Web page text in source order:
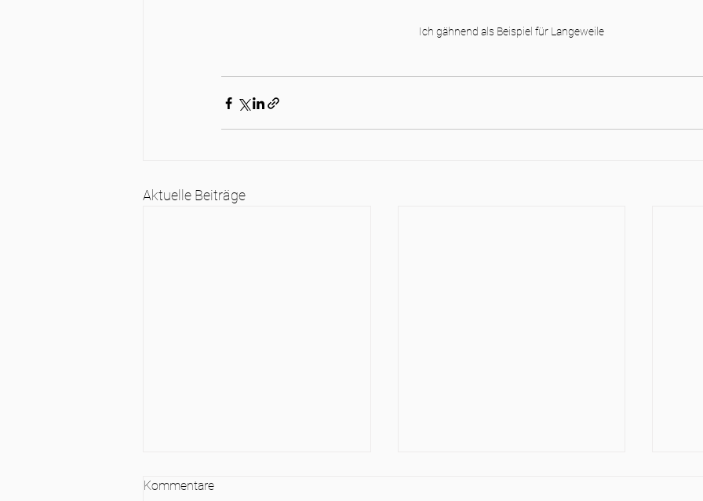
Ich gähnend als Beispiel für Langeweile
Aktuelle Beiträge
Kommentare